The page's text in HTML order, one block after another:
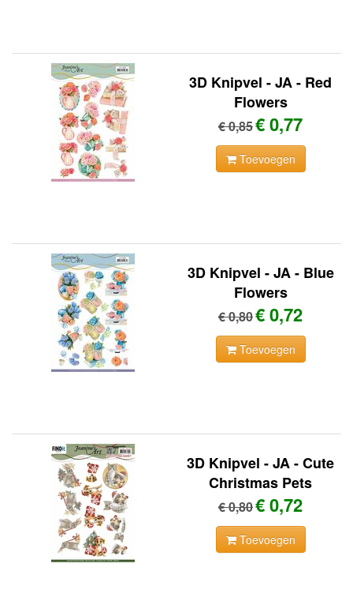
3D Knipvel - JA - Red
Flowers
€ 0,85€ 0,77
Toevoegen
3D Knipvel - JA - Blue
Flowers
€ 0,80€ 0,72
Toevoegen
3D Knipvel - JA - Cute
Christmas Pets
€ 0,80€ 0,72
Toevoegen